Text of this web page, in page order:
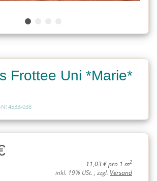
Frottee Uni *Marie*
038
11,03 € pro 1 m2
inkl. 19% USt. , zzgl. Versand